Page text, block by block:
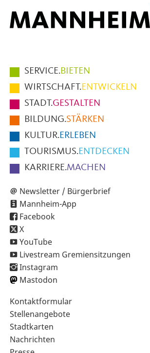
Hauptmenüpunkte
im
Fußbereich
der
Seite
SERVICE.BIETEN
WIRTSCHAFT.ENTWICKELN
STADT.GESTALTEN
BILDUNG.STÄRKEN
KULTUR.ERLEBEN
TOURISMUS.ENTDECKEN
KARRIERE.MACHEN
Newsletter / Bürgerbrief
Mannheim-App
Facebook
X
YouTube
Livestream Gremiensitzungen
Instagram
Mastodon
Sekundärnavigation
im
Fußbereich
Kontaktformular
Stellenangebote
Stadtkarten
Nachrichten